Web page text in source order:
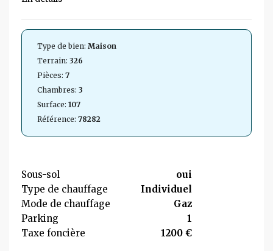
Type de bien: Maison
Terrain: 326
Pièces: 7
Chambres: 3
Surface: 107
Référence: 78282
Sous-sol
oui
Type de chauffage
Individuel
Mode de chauffage
Gaz
Parking
1
Taxe foncière
1200 €